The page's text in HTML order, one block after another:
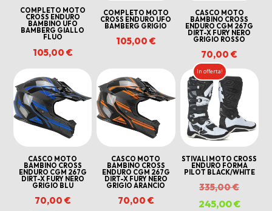
COMPLETO MOTO
CROSS ENDURO
BAMBINO UFO
BAMBERG GIALLO
FLUO
105,00 €
COMPLETO MOTO
CROSS ENDURO UFO
BAMBERG GRIGIO
105,00 €
CASCO MOTO
BAMBINO CROSS
ENDURO CGM 267G
DIRT-X FURY NERO
GRIGIO ROSSO
70,00€
CASCO MOTO
BAMBINO CROSS
ENDURO CGM 267G
DIRT-X FURY NERO
GRIGIO BLU
70,00 €
CASCO MOTO
BAMBINO CROSS
ENDURO CGM 267G
DIRT-X FURY NERO
GRIGIO ARANCIO
70,00 €
In offerta!
STIVALI MOTO CROSS
ENDURO FORMA
PILOT BLACK/WHITE
335,00€Il
prezzo
245,00€Il